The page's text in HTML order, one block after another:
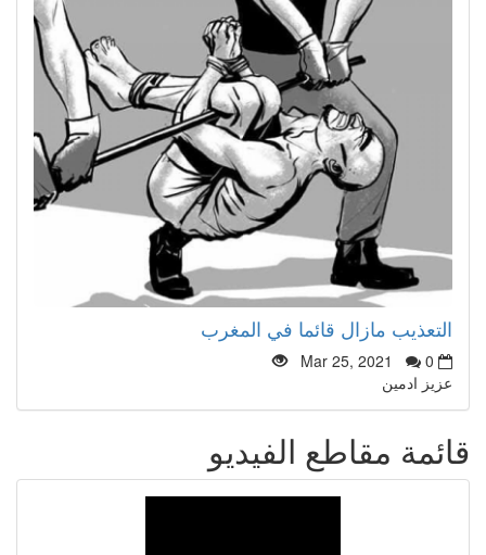
التعذيب مازال قائما في المغرب
Mar 25, 2021
0
عزيز ادمين
قائمة مقاطع الفيديو